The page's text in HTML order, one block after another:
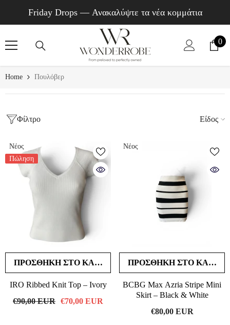
SKIP TO CONTENT
Friday Drops — Ανακαλύψτε τα νέα κομμάτια
0
0
Home Πουλόβερ
Φίλτρο Είδος
Νέος
Πώληση
ΠΡΟΣΘΉΚΗ ΣΤΟ ΚΑΛΆΘΙ
IRO Ribbed Knit Top – Ivory
€90,00 EUR €70,00 EUR
Νέος
ΠΡΟΣΘΉΚΗ ΣΤΟ ΚΑΛΆΘΙ
BCBG Max Azria Stripe Mini
Skirt – Black & White
€80,00 EUR